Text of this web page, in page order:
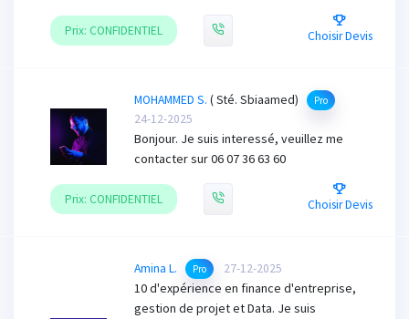
Prix: CONFIDENTIEL Choisir Devis
MOHAMMED S. ( Sté. Sbiaamed) Pro
24-12-2025
Bonjour. Je suis interessé, veuillez me
contacter sur 06 07 36 63 60
Prix: CONFIDENTIEL Choisir Devis
Amina L. Pro 27-12-2025
10 d'expérience en finance d'entreprise,
gestion de projet et Data. Je suis